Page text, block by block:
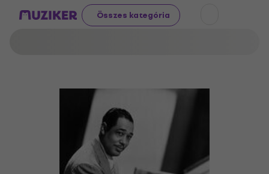
Összes kategória